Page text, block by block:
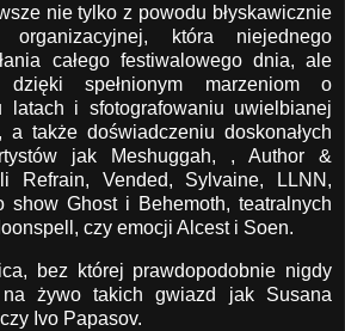
nie tylko z powodu błyskawicznie
organizacyjnej, która niejednego
całego festiwalowego dnia, ale
dzięki spełnionym marzeniom o
latach i sfotografowaniu uwielbianej
a także doświadczeniu doskonałych
jak Meshuggah, , Author &
Refrain, Vended, Sylvaine, LLNN,
show Ghost i Behemoth, teatralnych
czy emocji Alcest i Soen.
bez której prawdopodobnie nigdy
na żywo takich gwiazd jak Susana
Ivo Papasov.